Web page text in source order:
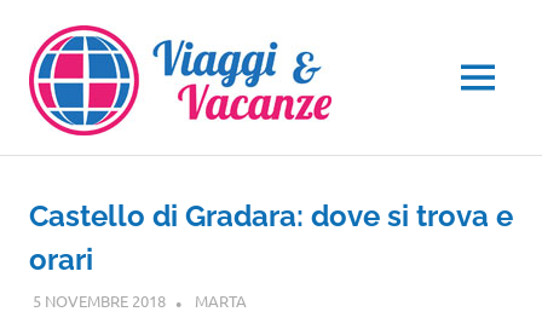
contenuto
MENU
Castello di Gradara: dove si trova e
orari
5 NOVEMBRE 2018 MARTA